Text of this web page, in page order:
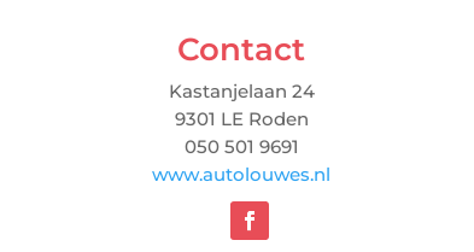
Contact
Kastanjelaan 24
9301 LE Roden
050 501 9691
www.autolouwes.nl